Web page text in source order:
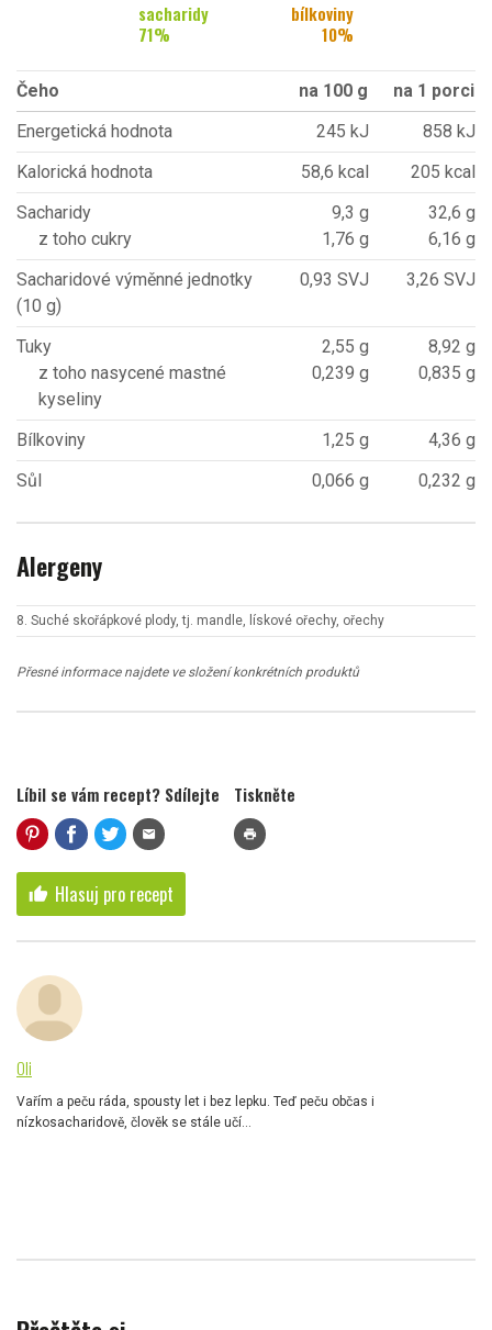
sacharidy
71%
bílkoviny
10%
Čeho na 100 g
na 1 porci
Energetická hodnota
245 kJ
858 kJ
Kalorická hodnota
58,6 kcal
205 kcal
Sacharidy
z toho cukry
9,3 g
1,76 g
32,6 g
6,16 g
Sacharidové výměnné jednotky
(10 g)
0,93 SVJ 3,26 SVJ
Tuky
z toho nasycené mastné
kyseliny
2,55 g
0,239 g
8,92 g
0,835 g
Bílkoviny 1,25 g
4,36 g
Sůl
0,066 g 0,232 g
Alergeny
8. Suché skořápkové plody, tj. mandle, lískové ořechy, ořechy
Přesné informace najdete ve složení konkrétních produktů
Líbil se vám recept? Sdílejte
mail
Tiskněte
print
thumb_up Hlasuj pro recept
Oli
Vařím a peču ráda, spousty let i bez lepku. Teď peču občas i
nízkosacharidově, člověk se stále učí...